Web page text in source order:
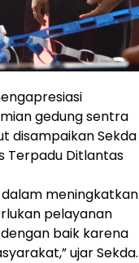
gedung sentra
disampaikan Sekda
Terpadu Ditlantas
meningkatkan
pelayanan
baik karena
ujar Sekda.